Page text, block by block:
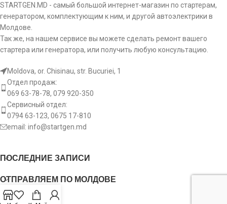
STARTGEN.MD - самый большой интернет-магазин по стартерам,
генератором, комплектующим к ним, и другой автоэлектрики в
Молдове.
Так же, на нашем сервисе вы можете сделать ремонт вашего
стартера или генератора, или получить любую консультацию.
Moldova, or. Chisinau, str. Bucuriei, 1
Отдел продаж:
069 63-78-78, 079 920-350
Сервисный отдел:
0794 63-123, 0675 17-810
email: info@startgen.md
ПОСЛЕДНИЕ ЗАПИСИ
ОТПРАВЛЯЕМ ПО МОЛДОВЕ
USEFUL LINKS